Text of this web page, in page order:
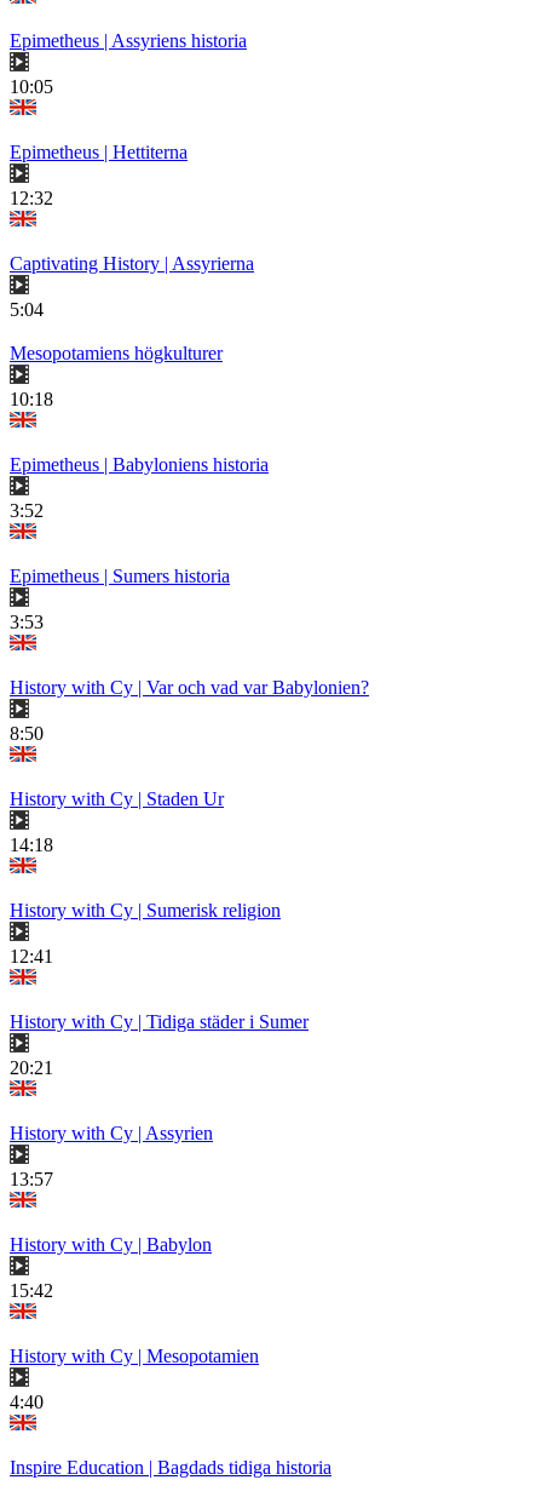
Epimetheus | Assyriens historia
10:05
Epimetheus | Hettiterna
12:32
Captivating History | Assyrierna
5:04
Mesopotamiens högkulturer
10:18
Epimetheus | Babyloniens historia
3:52
Epimetheus | Sumers historia
3:53
History with Cy | Var och vad var Babylonien?
8:50
History with Cy | Staden Ur
14:18
History with Cy | Sumerisk religion
12:41
History with Cy | Tidiga städer i Sumer
20:21
History with Cy | Assyrien
13:57
History with Cy | Babylon
15:42
History with Cy | Mesopotamien
4:40
Inspire Education | Bagdads tidiga historia